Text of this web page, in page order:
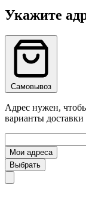
Укажите
Самовывоз
Адрес нужен,
варианты доставки
Мои адреса
Выбрать